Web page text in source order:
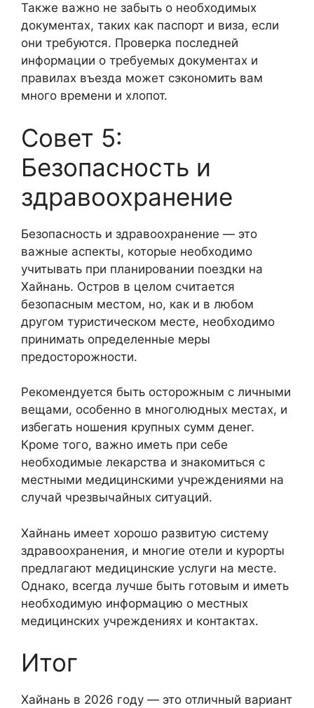
Также важно не забыть о необходимых
документах, таких как паспорт и виза, если
они требуются. Проверка последней
информации о требуемых документах и
правилах въезда может сэкономить вам
много времени и хлопот.
Совет 5:
Безопасность и
здравоохранение
Безопасность и здравоохранение — это
важные аспекты, которые необходимо
учитывать при планировании поездки на
Хайнань. Остров в целом считается
безопасным местом, но, как и в любом
другом туристическом месте, необходимо
принимать определенные меры
предосторожности.
Рекомендуется быть осторожным с личными
вещами, особенно в многолюдных местах, и
избегать ношения крупных сумм денег.
Кроме того, важно иметь при себе
необходимые лекарства и знакомиться с
местными медицинскими учреждениями на
случай чрезвычайных ситуаций.
Хайнань имеет хорошо развитую систему
здравоохранения, и многие отели и курорты
предлагают медицинские услуги на месте.
Однако, всегда лучше быть готовым и иметь
необходимую информацию о местных
медицинских учреждениях и контактах.
Итог
Хайнань в 2026 году — это отличный вариант